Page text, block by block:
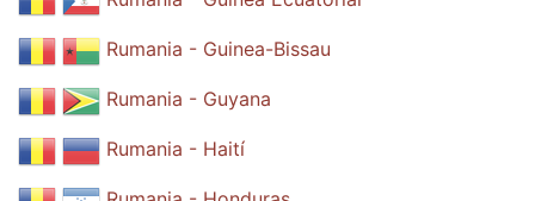
Rumania - Guinea-Bissau
Rumania - Guyana
Rumania - Haití